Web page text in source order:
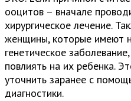
ооцитов – вначале
хирургическое лечение.
женщины, которые имеют
генетическое
повлиять на их ребенка.
уточнить заранее с
диагностики.